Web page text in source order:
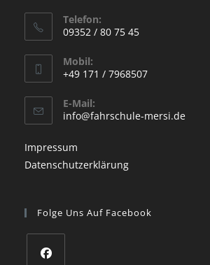
in
a
new
tab
Telefon:
09352 / 80 75 45
in
your
application
Mobil:
+49 171 / 7968507
in
your
E-Mail:
info@fahrschule-mersi.deOpens
Impressum
Datenschutzerklärung
Folge Uns Auf Facebook